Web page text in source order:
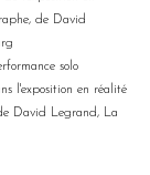
de David
solo
l'exposition en réalité
David Legrand, La